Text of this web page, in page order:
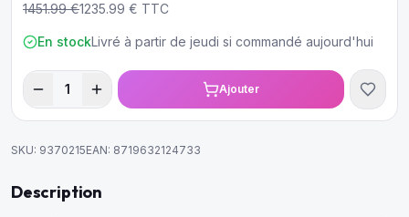
1451.99€1235.99 € TTC
En stockLivré à partir de jeudi si commandé aujourd'hui
1 Ajouter
SKU: 9370215EAN: 8719632124733
Description